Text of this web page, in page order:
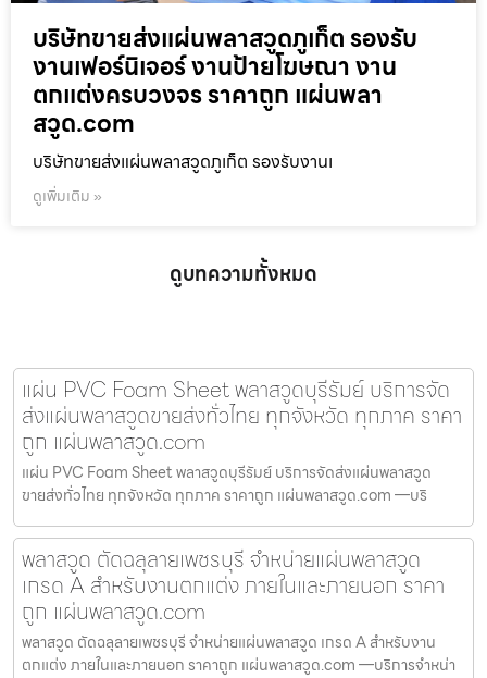
บริษัทขายส่งแผ่นพลาสวูดภูเก็ต รองรับ
งานเฟอร์นิเจอร์ งานป้ายโฆษณา งาน
ตกแต่งครบวงจร ราคาถูก แผ่นพลา
สวูด.com
บริษัทขายส่งแผ่นพลาสวูดภูเก็ต รองรับงานเ
ดูเพิ่มเติม »
ดูบทความทั้งหมด
แผ่น PVC Foam Sheet พลาสวูดบุรีรัมย์ บริการจัด
ส่งแผ่นพลาสวูดขายส่งทั่วไทย ทุกจังหวัด ทุกภาค ราคา
ถูก แผ่นพลาสวูด.com
แผ่น PVC Foam Sheet พลาสวูดบุรีรัมย์ บริการจัดส่งแผ่นพลาสวูด
ขายส่งทั่วไทย ทุกจังหวัด ทุกภาค ราคาถูก แผ่นพลาสวูด.com —บริ
พลาสวูด ตัดฉลุลายเพชรบุรี จำหน่ายแผ่นพลาสวูด
เกรด A สำหรับงานตกแต่ง ภายในและภายนอก ราคา
ถูก แผ่นพลาสวูด.com
พลาสวูด ตัดฉลุลายเพชรบุรี จำหน่ายแผ่นพลาสวูด เกรด A สำหรับงาน
ตกแต่ง ภายในและภายนอก ราคาถูก แผ่นพลาสวูด.com —บริการจำหน่า